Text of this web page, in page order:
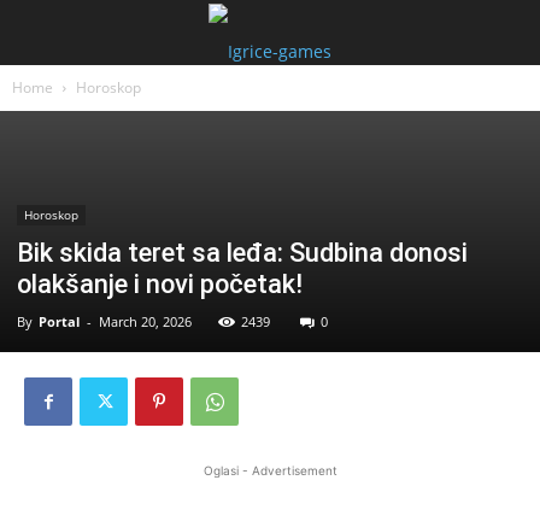
Home Horoskop
Horoskop
Bik skida teret sa leđa: Sudbina donosi
olakšanje i novi početak!
By Portal - March 20, 2026 2439 0
Oglasi - Advertisement